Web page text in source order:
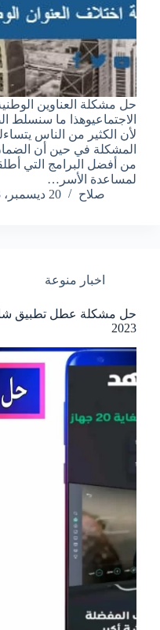
حل مشكلة العناوين
الاجتماعيوهذا ما سنسلط
لأن الكثير من الناس
المشكلة في حين أن
من أفضل البرامج التي
لمساعدة الأسر…
صلاح
20 ديسمبر، 2023
اخبار منوعة
حل مشكلة عطل تطبيق
2023